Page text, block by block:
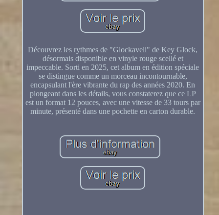
Découvrez les rythmes de "Glockaveli" de Key Glock,
désormais disponible en vinyle rouge scellé et
impeccable. Sorti en 2025, cet album en édition spéciale
se distingue comme un morceau incontournable,
encapsulant l'ère vibrante du rap des années 2020. En
plongeant dans les détails, vous constaterez que ce LP
est un format 12 pouces, avec une vitesse de 33 tours par
minute, présenté dans une pochette en carton durable.